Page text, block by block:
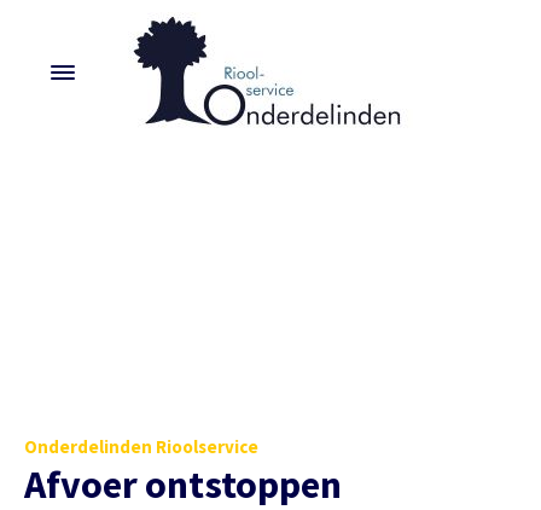
Onderdelinden Rioolservice
Afvoer ontstoppen